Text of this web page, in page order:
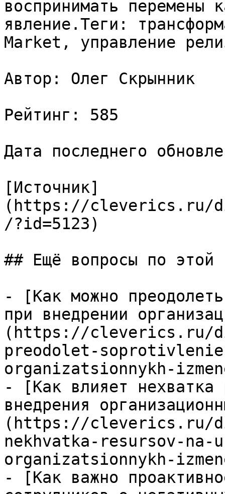
воспринимать перемены
явление.Теги:
Market, управление
Автор: Олег Скрынник
Рейтинг: 585
Дата последнего
[Источник]
(https://cleverics.ru/
/?id=5123)
## Ещё вопросы по этой
- [Как можно преодолеть
при внедрении
(https://cleverics.ru/
preodolet-
organizatsionnykh-
- [Как влияет нехватка
внедрения
(https://cleverics.ru/
nekhvatka-resursov-na-
organizatsionnykh-
- [Как важно